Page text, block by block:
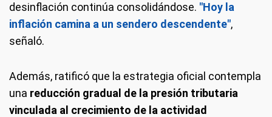
desinflación continúa consolidándose. "Hoy la
inflación camina a un sendero descendente",
señaló.
Además, ratificó que la estrategia oficial contempla
una reducción gradual de la presión tributaria
vinculada al crecimiento de la actividad